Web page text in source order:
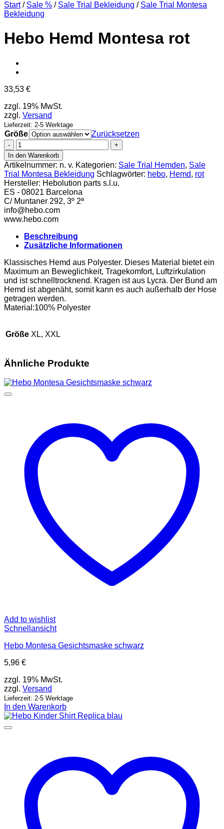
Start / Sale % / Sale Trial Bekleidung / Sale Trial Montesa
Bekleidung
Hebo Hemd Montesa rot
33,53 €
zzgl. 19% MwSt.
zzgl. Versand
Lieferzeit: 2-5 Werktage
Größe
Zurücksetzen
Hebo
Hemd
Montesa
rot
Menge
In den Warenkorb
Artikelnummer: n. v. Kategorien: Sale Trial Hemden, Sale
Trial Montesa Bekleidung Schlagwörter: hebo, Hemd, rot
Hersteller: Hebolution parts s.l.u.
ES - 08021 Barcelona
C/ Muntaner 292, 3º 2ª
info@hebo.com
www.hebo.com
Beschreibung
Zusätzliche Informationen
Klassisches Hemd aus Polyester. Dieses Material bietet ein
Maximum an Beweglichkeit, Tragekomfort, Luftzirkulation
und ist schnelltrocknend. Kragen ist aus Lycra. Der Bund am
Hemd ist abgenäht, somit kann es auch außerhalb der Hose
getragen werden.
Material:100% Polyester
Größe XL, XXL
Ähnliche Produkte
Add to wishlist
Schnellansicht
Hebo Montesa Gesichtsmaske schwarz
5,96 €
zzgl. 19% MwSt.
zzgl. Versand
Lieferzeit: 2-5 Werktage
In den Warenkorb